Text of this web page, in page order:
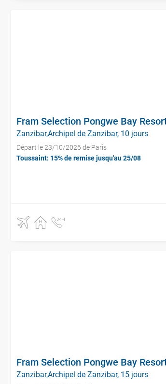
Fram Selection Pongwe Bay
Zanzibar,Archipel de Zanzibar, 10 jours
Départ le 23/10/2026 de Paris
Toussaint: 15% de remise jusqu'au 25/08
Fram Selection Pongwe Bay
Zanzibar,Archipel de Zanzibar, 15 jours